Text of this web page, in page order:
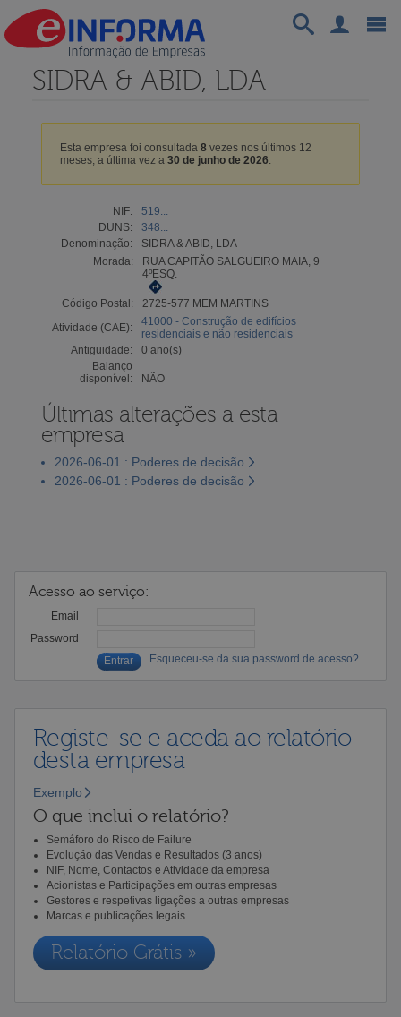
SIDRA & ABID, LDA
Esta empresa foi consultada 8vezes nos últimos 12
meses, a última vez a 30 de junho de 2026.
NIF:
519...
DUNS:
348...
Denominação:
SIDRA & ABID, LDA
Morada:
RUA CAPITÃO SALGUEIRO MAIA, 9
4ºESQ.
Código Postal:
2725-577 MEM MARTINS
Atividade (CAE):
41000 - Construção de edifícios
residenciais e não residenciais
Antiguidade:
0 ano(s)
Balanço
disponível:
NÃO
Últimas alterações a esta
empresa
2026-06-01 : Poderes de decisão
2026-06-01 : Poderes de decisão
Acesso ao serviço:
Email
Password
Esqueceu-se da sua password de acesso?
Registe-se e aceda ao relatório
desta empresa
Exemplo
O que inclui o relatório?
Semáforo do Risco de Failure
Evolução das Vendas e Resultados (3 anos)
NIF, Nome, Contactos e Atividade da empresa
Acionistas e Participações em outras empresas
Gestores e respetivas ligações a outras empresas
Marcas e publicações legais
Relatório Grátis »